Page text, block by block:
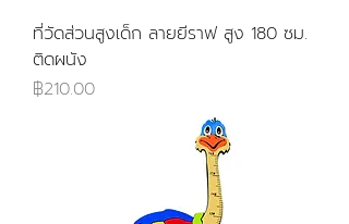
ที่วัดส่วนสูงเด็ก ลายยีราฟ สูง 180 ซม.
ติดผนัง
ราคา
฿210.00